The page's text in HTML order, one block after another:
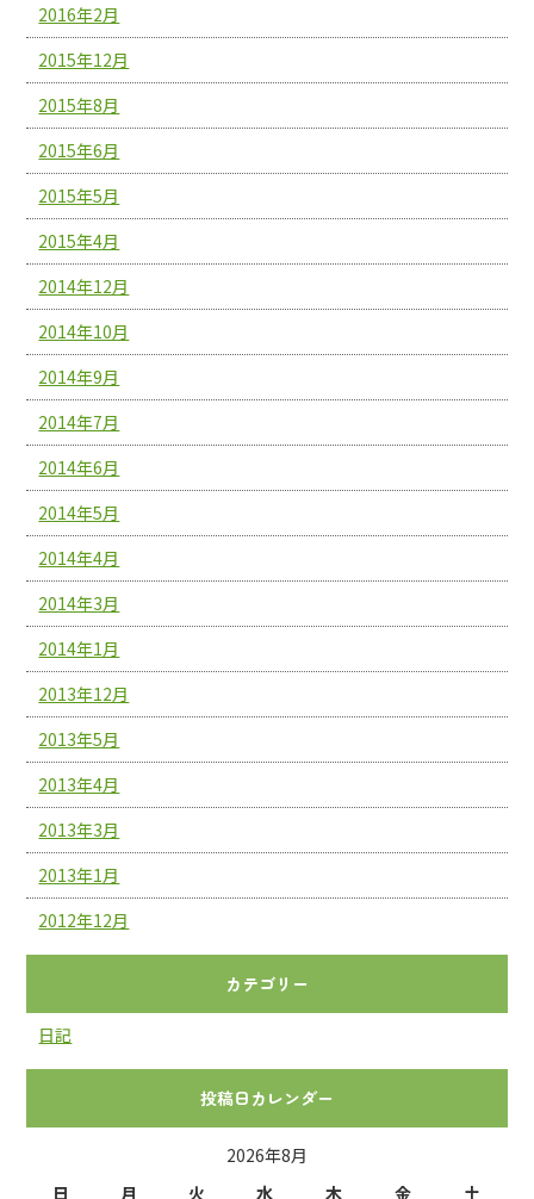
2016年2月
2015年12月
2015年8月
2015年6月
2015年5月
2015年4月
2014年12月
2014年10月
2014年9月
2014年7月
2014年6月
2014年5月
2014年4月
2014年3月
2014年1月
2013年12月
2013年5月
2013年4月
2013年3月
2013年1月
2012年12月
カテゴリー
日記
投稿日カレンダー
2026年8月
日
月 火 水 木 金 土